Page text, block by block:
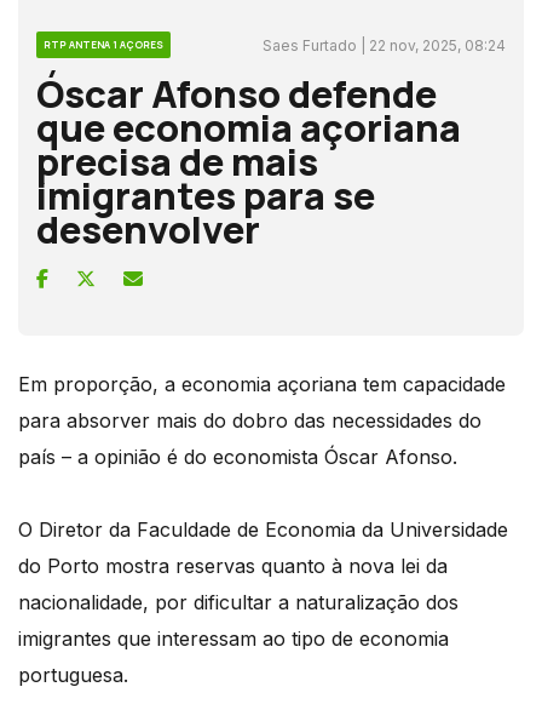
RTP ANTENA 1 AÇORES Saes Furtado | 22 nov, 2025, 08:24
Óscar Afonso defende
que economia açoriana
precisa de mais
imigrantes para se
desenvolver
Em proporção, a economia açoriana tem capacidade
para absorver mais do dobro das necessidades do
país – a opinião é do economista Óscar Afonso.
O Diretor da Faculdade de Economia da Universidade
do Porto mostra reservas quanto à nova lei da
nacionalidade, por dificultar a naturalização dos
imigrantes que interessam ao tipo de economia
portuguesa.